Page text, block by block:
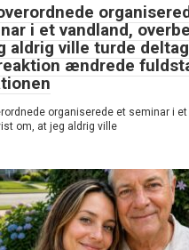
i et vandland,
aldrig ville turde
ændrede
organiserede et seminar i et
om, at jeg aldrig ville